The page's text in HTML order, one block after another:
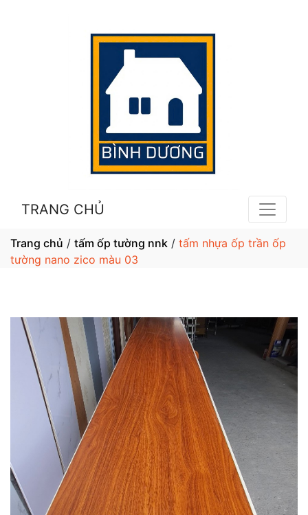
TRANG CHỦ
Trang chủ / tấm ốp tường nnk / tấm nhựa ốp trần ốp
tường nano zico màu 03